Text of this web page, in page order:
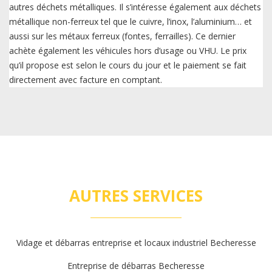
autres déchets métalliques. Il s’intéresse également aux déchets
métallique non-ferreux tel que le cuivre, l’inox, l’aluminium… et
aussi sur les métaux ferreux (fontes, ferrailles). Ce dernier
achète également les véhicules hors d’usage ou VHU. Le prix
qu’il propose est selon le cours du jour et le paiement se fait
directement avec facture en comptant.
AUTRES SERVICES
Vidage et débarras entreprise et locaux industriel Becheresse
Entreprise de débarras Becheresse